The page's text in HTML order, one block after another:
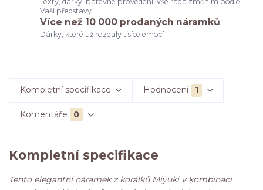
Vaší představy
Více než 10 000 prodaných náramků
Dárky, které už rozdaly tisíce emocí
Kompletní specifikace Hodnocení 1
Komentáře 0
Kompletní specifikace
Tento elegantní náramek z korálků Miyuki v kombinaci